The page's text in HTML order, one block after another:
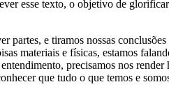
esse texto, o objetivo de
e tiramos nossas
materiais e físicas, estamos
precisamos nos
que tudo o que temos e